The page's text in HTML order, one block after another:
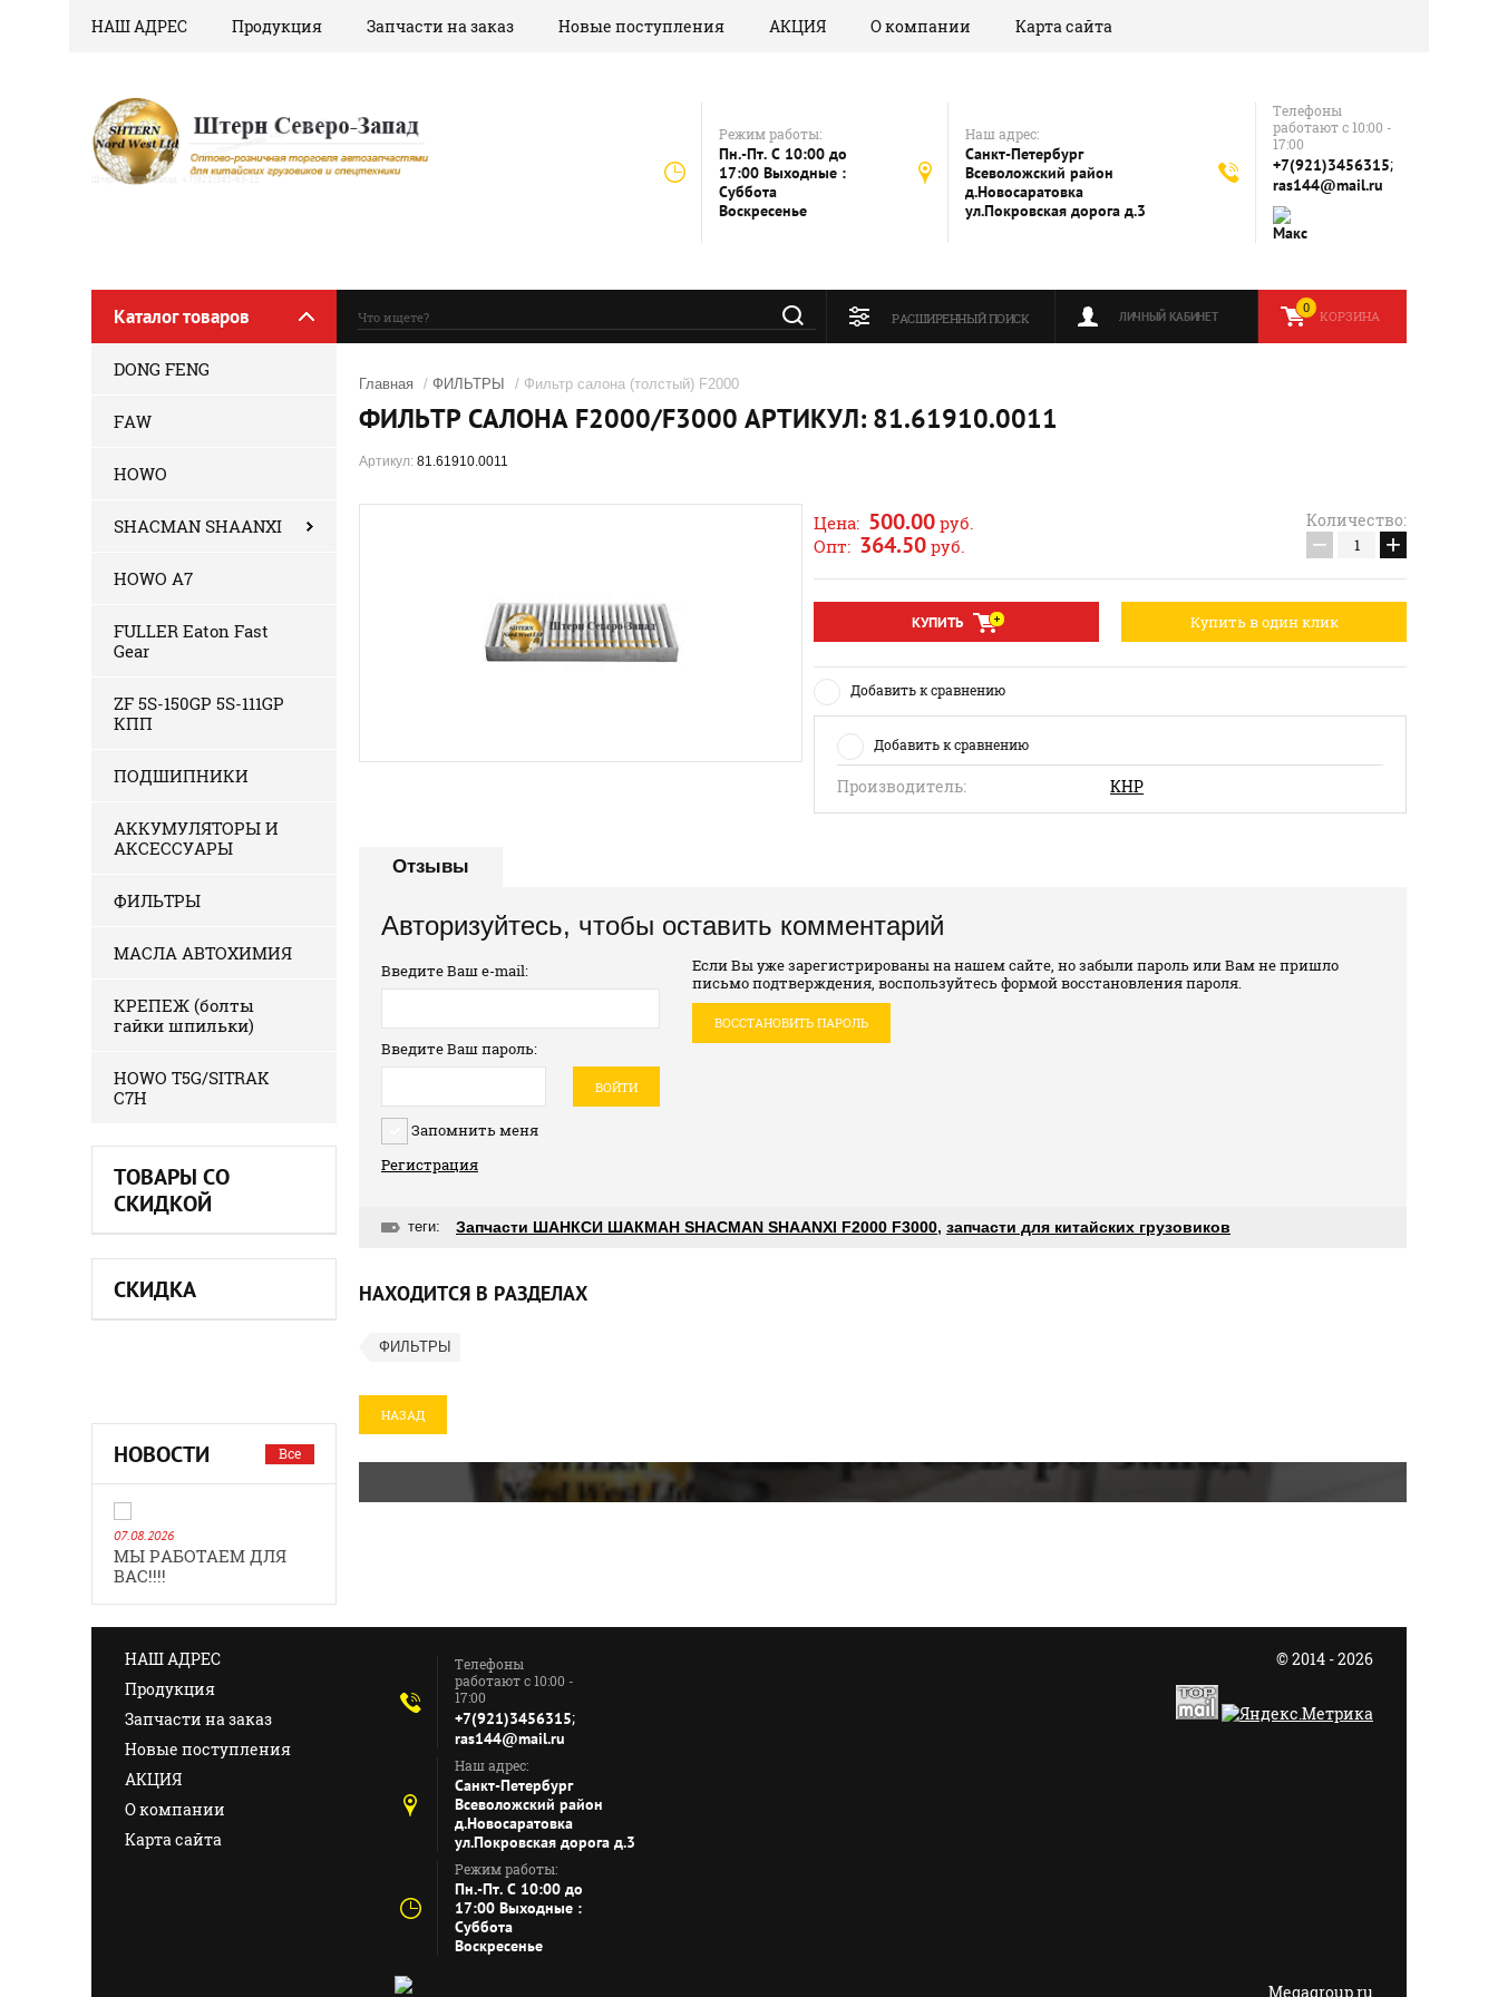
НАШ АДРЕС Продукция Запчасти на заказ Новые поступления АКЦИЯ О компании Карта сайта
Режим работы:
Пн.-Пт. C 10:00 до
17:00 Выходные :
Суббота
Воскресенье
Наш адрес:
Санкт-Петербург
Всеволожский район
д.Новосаратовка
ул.Покровская дорога д.3
Телефоны
работают с 10:00 -
17:00
+7(921)3456315;
ras144@mail.ru
Каталог товаров КОРЗИНА
0
ЛИЧНЫЙ КАБИНЕТ
РАСШИРЕННЫЙ ПОИСК
DONG FENG
FAW
HOWO
SHACMAN SHAANXI
HOWO A7
FULLER Eaton Fast
Gear
ZF 5S-150GP 5S-111GP
КПП
ПОДШИПНИКИ
АККУМУЛЯТОРЫ И
АКСЕССУАРЫ
ФИЛЬТРЫ
МАСЛА АВТОХИМИЯ
КРЕПЕЖ (болты
гайки шпильки)
HOWO T5G/SITRAK
C7H
ТОВАРЫ СО
СКИДКОЙ
СКИДКА
НОВОСТИ Все
07.08.2026
МЫ РАБОТАЕМ ДЛЯ
ВАС!!!!
Главная / ФИЛЬТРЫ / Фильтр салона (толстый) F2000
ФИЛЬТР САЛОНА F2000/F3000 АРТИКУЛ: 81.61910.0011
Артикул: 81.61910.0011
Цена: 500.00 руб.
Опт: 364.50 руб.
Количество:
− +
КУПИТЬ Купить в один клик
Добавить к сравнению
Добавить к сравнению
Производитель: КНР
Отзывы
Авторизуйтесь, чтобы оставить комментарий
Введите Ваш e-mail:
Введите Ваш пароль:
ВОЙТИ
Запомнить меня
Регистрация
Если Вы уже зарегистрированы на нашем сайте, но забыли пароль или Вам не пришло
письмо подтверждения, воспользуйтесь формой восстановления пароля.
ВОССТАНОВИТЬ ПАРОЛЬ
теги: Запчасти ШАНКСИ ШАКМАН SHACMAN SHAANXI F2000 F3000, запчасти для китайских грузовиков
НАХОДИТСЯ В РАЗДЕЛАХ
ФИЛЬТРЫ
НАЗАД
НАШ АДРЕС
Продукция
Запчасти на заказ
Новые поступления
АКЦИЯ
О компании
Карта сайта
Телефоны
работают с 10:00 -
17:00
+7(921)3456315;
ras144@mail.ru
Наш адрес:
Санкт-Петербург
Всеволожский район
д.Новосаратовка
ул.Покровская дорога д.3
Режим работы:
Пн.-Пт. C 10:00 до
17:00 Выходные :
Суббота
Воскресенье
© 2014 - 2026
Megagroup.ru